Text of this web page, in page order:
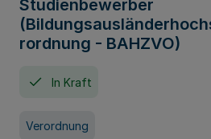
Studienbewerber
rordnung - BAHZVO)
In Kraft
Verordnung